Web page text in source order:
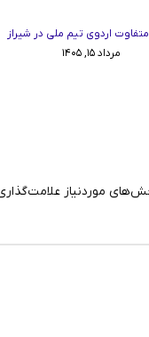
متفاوت اردوی تیم ملی در شیراز
مرداد ۱۵, ۱۴۰۵
موردنیاز